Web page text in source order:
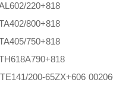
220+818
800+818
750+818
200-65ZX+606